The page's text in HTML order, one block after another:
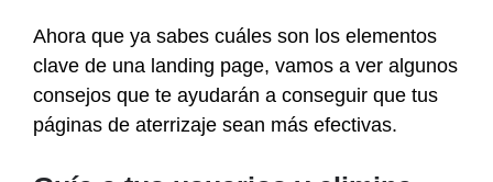
Ahora que ya sabes cuáles son los elementos
clave de una landing page, vamos a ver algunos
consejos que te ayudarán a conseguir que tus
páginas de aterrizaje sean más efectivas.